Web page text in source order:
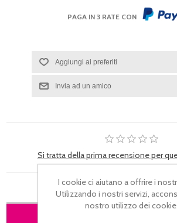
PAGA IN 3 RATE CON
Si tratta della prima recensione per
I cookie ci aiutano a offrire i
Utilizzando i nostri servizi,
nostro utilizzo dei cookie.